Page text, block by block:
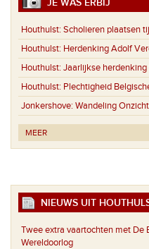
JE WAS ERBIJ
Houthulst: Scholieren plaatsen
Houthulst: Herdenking Adolf
Houthulst: Jaarlijkse
Houthulst: Plechtigheid
Jonkershove: Wandeling
MEER
NIEUWS UIT
Twee extra vaartochten met De
Wereldoorlog